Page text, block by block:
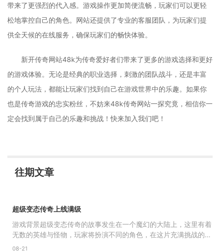
带来了更强烈的代入感。游戏操作更加简便流畅，玩家们可以更轻
松地掌控自己的角色。网站还提供了专业的客服团队，为玩家们提
供全天候的在线服务，确保玩家们的畅快体验。
新开传奇网站48k为传奇爱好者们带来了更多的游戏选择和更好
的游戏体验。无论是经典的职业选择，刺激的团队战斗，还是丰富
的个人玩法，都能让玩家们找到自己在游戏世界中的乐趣。如果你
也是传奇游戏的忠实粉丝，不妨来48k传奇网站一探究竟，相信你一
定会找到属于自己的乐趣和挑战！快来加入我们吧！
往期文章
超级变态传奇上线满级
游戏背景超级变态传奇的故事发生在一个魔幻的大陆上，这里有着
无数的英雄与怪物，玩家将扮演不同的角色，在这片充满挑战的土
地上探索、冒险、战斗
08-21